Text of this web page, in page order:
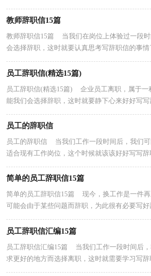
教师辞职信15篇
教师辞职信15篇 当我们在岗位上体验过一段时
会选择辞职，这时就要认真思考写辞职信的事
辞职信吗？下面是小编精心整理的教师辞职信，
员工辞职信(精选15篇)
员工辞职信(精选15篇) 企业员工离职，属于一
能我们会选择辞职，这时就要静下心来好好写
员工的辞职信
员工的辞职信 当我们工作一段时间后，我们
适合现有工作岗位，这个时候就该该好好写写
辞职信做到规范、合理呢？以下是小编帮大家
简单的员工辞职信15篇
简单的员工辞职信15篇 现今，换工作是一件再
可能会由于某些问题而辞职，为此很有必要写
应该包括什么内容呢？下面是小编为大家收集的
员工辞职信汇编15篇
员工辞职信汇编15篇 当我们工作一段时间后
求更好的地方而选择离职，这时就需要学习写